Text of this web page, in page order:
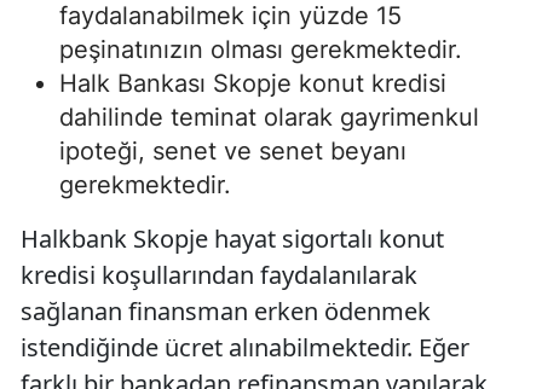
faydalanabilmek için yüzde 15
peşinatınızın olması gerekmektedir.
Halk Bankası Skopje konut kredisi
dahilinde teminat olarak gayrimenkul
ipoteği, senet ve senet beyanı
gerekmektedir.
Halkbank Skopje hayat sigortalı konut
kredisi koşullarından faydalanılarak
sağlanan finansman erken ödenmek
istendiğinde ücret alınabilmektedir. Eğer